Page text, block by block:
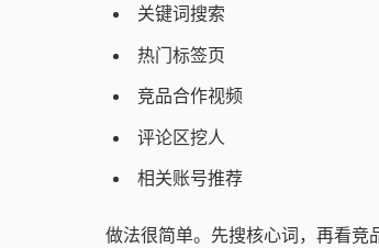
关键词搜索
热门标签页
竞品合作视频
评论区挖人
相关账号推荐
做法很简单。先搜核心词，再看竞